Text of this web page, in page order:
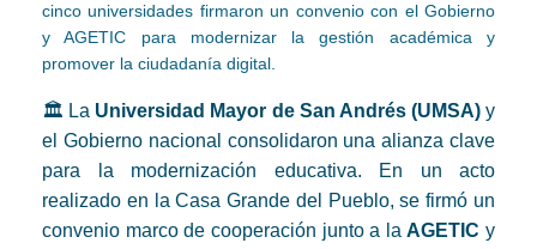
cinco universidades firmaron un convenio con el Gobierno
y AGETIC para modernizar la gestión académica y
promover la ciudadanía digital.
🏛️ La Universidad Mayor de San Andrés (UMSA)y
el Gobierno nacional consolidaron una alianza clave
para la modernización educativa. En un acto
realizado en la Casa Grande del Pueblo, se firmó un
convenio marco de cooperación junto a laAGETIC y